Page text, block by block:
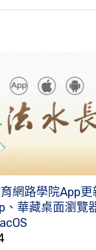
網路學院App更
、華藏桌面瀏覽